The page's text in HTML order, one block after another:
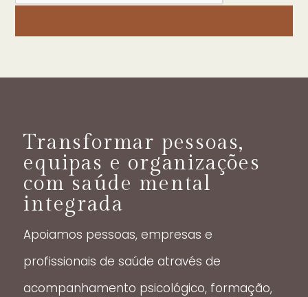
Transformar pessoas,
equipas e organizações
com saúde mental
integrada
Apoiamos pessoas, empresas e
profissionais de saúde através de
acompanhamento psicológico, formação,